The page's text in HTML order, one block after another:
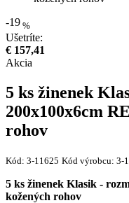
-19 %
Ušetríte:
€ 157,41
Akcia
5 ks žinenek
200x100x6cm
rohov
Kód: 3-11625 Kód výrobcu: 3-
5 ks žinenek Klasik -
kožených rohov